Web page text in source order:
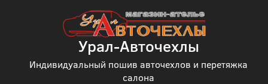
Урал-Авточехлы
Индивидуальный пошив авточехлов и перетяжка
салона